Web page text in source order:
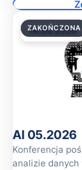
14.05.2026
ZAKOŃCZONA
AI 05.2026
Konferencja
analizie